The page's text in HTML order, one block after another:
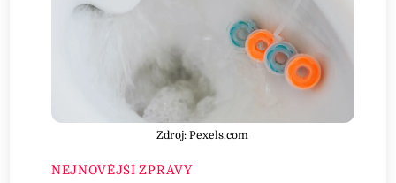
Zdroj: Pexels.com
NEJNOVĚJŠÍ ZPRÁVY